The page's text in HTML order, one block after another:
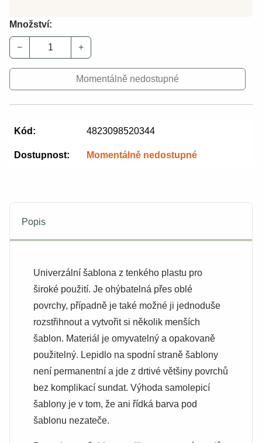
Množství:
− +
Momentálně nedostupné
Kód: 4823098520344
Dostupnost: Momentálně nedostupné
Popis
Univerzální šablona z tenkého plastu pro
široké použití. Je ohýbatelná přes oblé
povrchy, případně je také možné ji jednoduše
rozstřihnout a vytvořit si několik menších
šablon. Materiál je omyvatelný a opakovaně
použitelný. Lepidlo na spodní straně šablony
není permanentní a jde z drtivé většiny povrchů
bez komplikací sundat. Výhoda samolepicí
šablony je v tom, že ani řídká barva pod
šablonu nezateče.